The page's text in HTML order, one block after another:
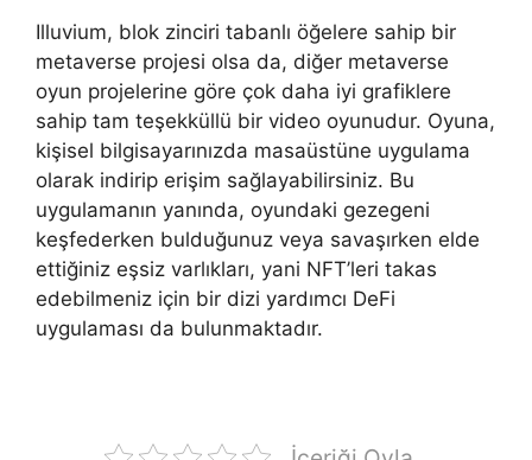
Illuvium, blok zinciri tabanlı öğelere sahip bir
metaverse projesi olsa da, diğer metaverse
oyun projelerine göre çok daha iyi grafiklere
sahip tam teşekküllü bir video oyunudur. Oyuna,
kişisel bilgisayarınızda masaüstüne uygulama
olarak indirip erişim sağlayabilirsiniz. Bu
uygulamanın yanında, oyundaki gezegeni
keşfederken bulduğunuz veya savaşırken elde
ettiğiniz eşsiz varlıkları, yani NFT’leri takas
edebilmeniz için bir dizi yardımcı DeFi
uygulaması da bulunmaktadır.